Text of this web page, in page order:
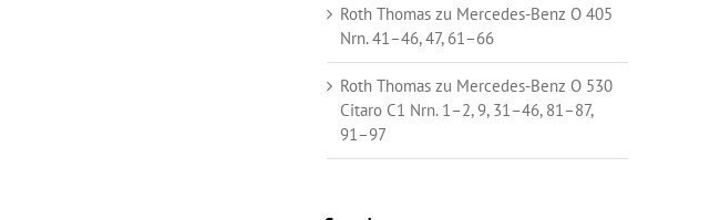
Roth Thomas zu Mercedes-Benz O 405
Nrn. 41–46, 47, 61–66
Roth Thomas zu Mercedes-Benz O 530
Citaro C1 Nrn. 1–2, 9, 31–46, 81–87,
91–97